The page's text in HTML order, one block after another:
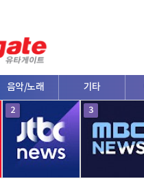
음악/노래 기타
2 3